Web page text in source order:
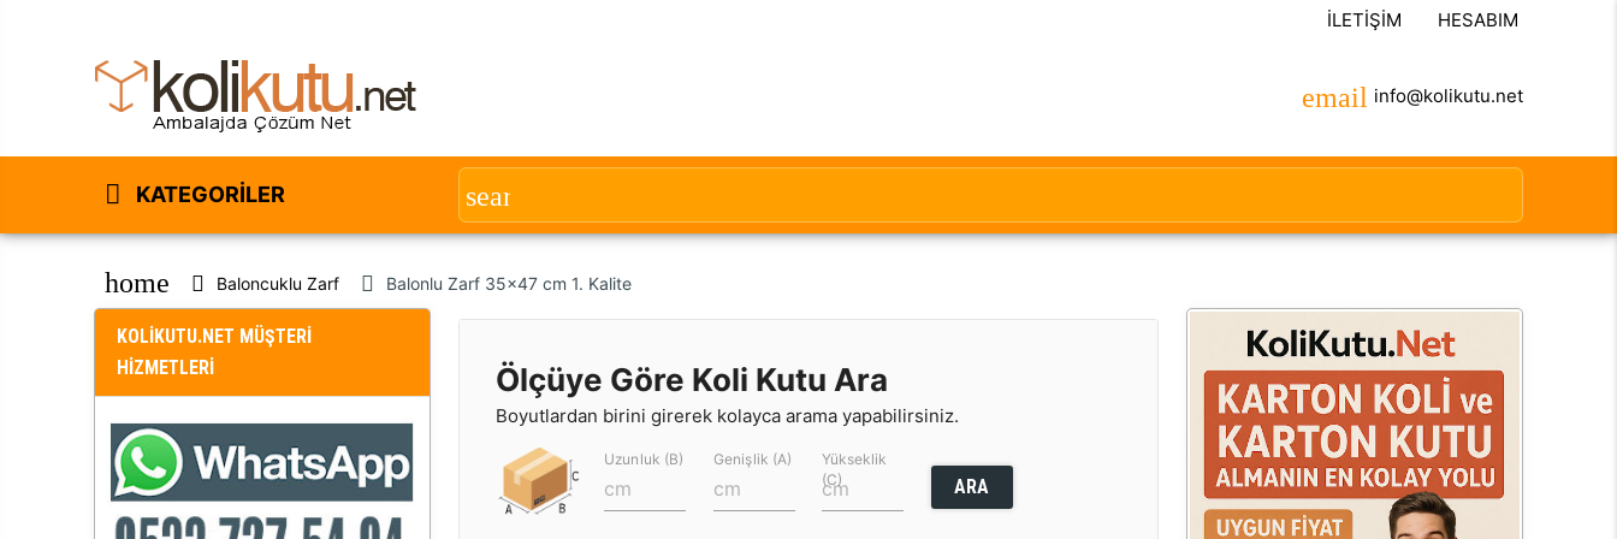
İLETIŞIM HESABIM
info@kolikutu.net
KATEGORILER
home Baloncuklu Zarf Balonlu Zarf 35x47 cm 1. Kalite
KOLİKUTU.NET MÜŞTERİ
HİZMETLERİ
Ölçüye Göre Koli Kutu Ara
Boyutlardan birini girerek kolayca arama yapabilirsiniz.
Uzunluk (B) Genişlik (A)
Yükseklik
(C)
ARA